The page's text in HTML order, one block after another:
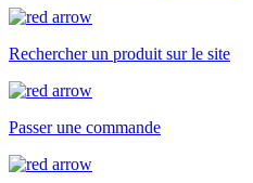
Rechercher un produit sur le site
Passer une commande